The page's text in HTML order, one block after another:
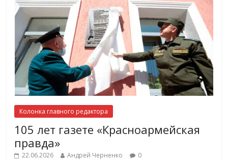
Колонка главного редактора
105 лет газете «Красноармейская
правда»
22.06.2026 Андрей Черненко 0